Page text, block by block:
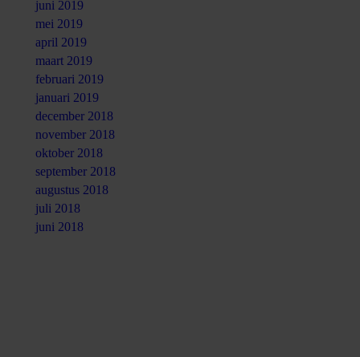
juni 2019
mei 2019
april 2019
maart 2019
februari 2019
januari 2019
december 2018
november 2018
oktober 2018
september 2018
augustus 2018
juli 2018
juni 2018